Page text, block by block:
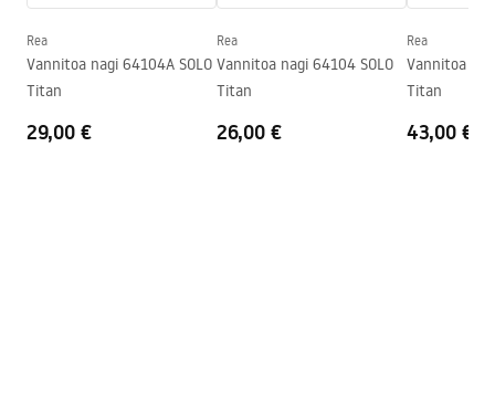
Rea
Vannitoa nagi 64104A SOLO
Titan
29,00 €
Rea
Vannitoa nagi 64104 SOLO
Titan
26,00 €
Rea
Vannitoa
Titan
43,00 €